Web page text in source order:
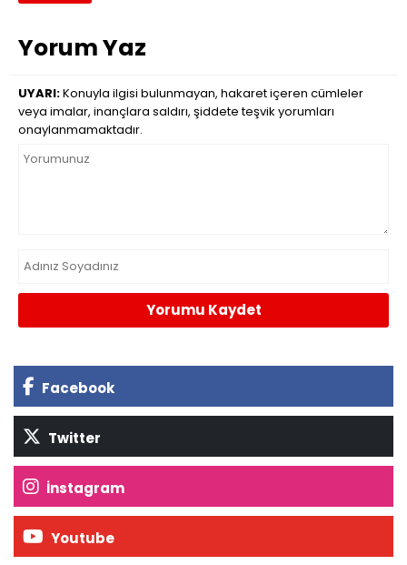
Yorum Yaz
UYARI:Konuyla ilgisi bulunmayan, hakaret içeren cümleler
veya imalar, inançlara saldırı, şiddete teşvik yorumları
onaylanmamaktadır.
Yorumu Kaydet
Facebook
Twitter
İnstagram
Youtube